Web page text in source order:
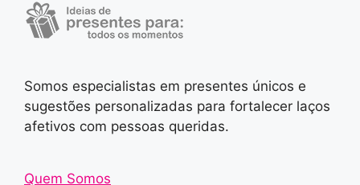
Somos especialistas em presentes únicos e
sugestões personalizadas para fortalecer laços
afetivos com pessoas queridas.
Quem Somos